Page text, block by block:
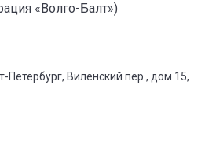
«Волго-Балт»)
Петербург, Виленский пер., дом 15,